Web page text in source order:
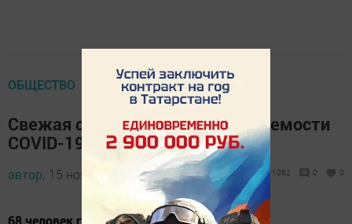
ОБЩЕСТВО
Свежая статистика по заболеваемости
COVID-19
автор, 15 ноября 2021 - 13:15 1062 0 0
68 человек госпитализировано.